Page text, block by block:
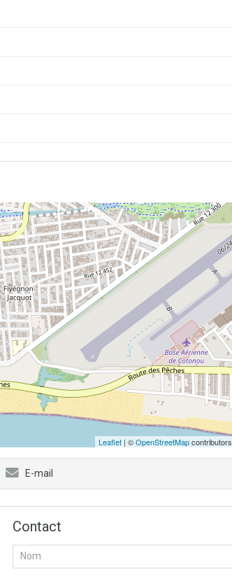
Leaflet | ©OpenStreetMapcontributors
E-mail
Contact